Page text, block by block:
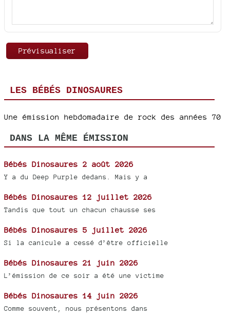
LES BÉBÉS DINOSAURES
Une émission hebdomadaire de rock des années 70
DANS LA MÊME ÉMISSION
Bébés Dinosaures 2 août 2026
Y a du Deep Purple dedans. Mais y a
Bébés Dinosaures 12 juillet 2026
Tandis que tout un chacun chausse ses
Bébés Dinosaures 5 juillet 2026
Si la canicule a cessé d’être officielle
Bébés Dinosaures 21 juin 2026
L’émission de ce soir a été une victime
Bébés Dinosaures 14 juin 2026
Comme souvent, nous présentons dans